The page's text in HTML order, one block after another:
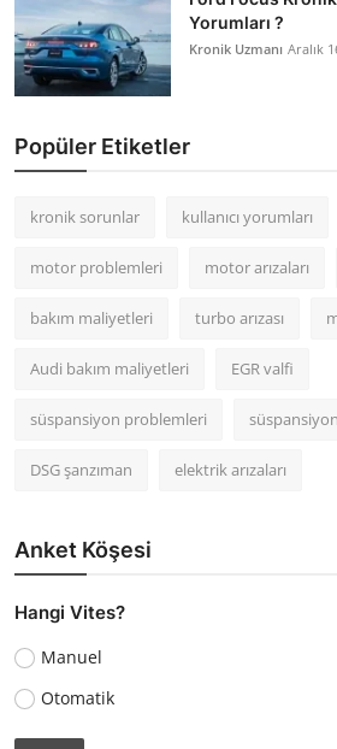
Yorumları ?
Kronik Uzmanı Aralık
Popüler Etiketler
kronik sorunlar kullanıcı yorumları
motor problemleri motor arızaları
bakım maliyetleri turbo arızası
Audi bakım maliyetleri EGR valfi
süspansiyon problemleri
DSG şanzıman elektrik arızaları
Anket Köşesi
Hangi Vites?
Manuel
Otomatik